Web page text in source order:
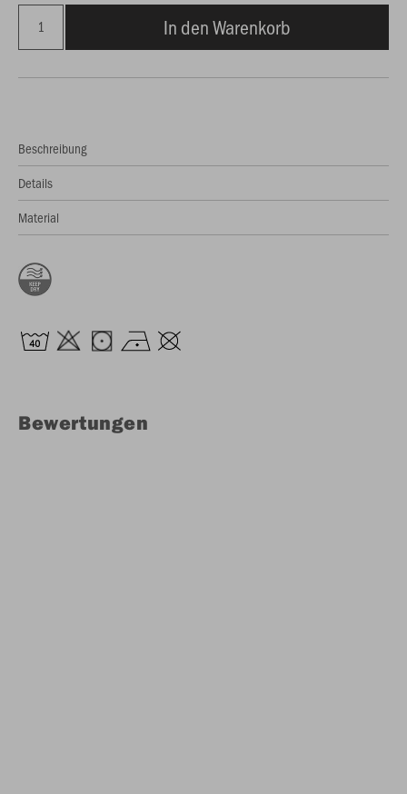
In den Warenkorb
Beschreibung
Details
Material
Bewertungen